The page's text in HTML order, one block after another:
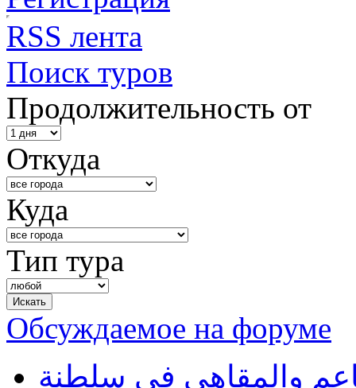
RSS лента
Поиск туров
Продолжительность от
Откуда
Куда
Тип тура
Обсуждаемое на форуме
والمقاهي في سلطنة